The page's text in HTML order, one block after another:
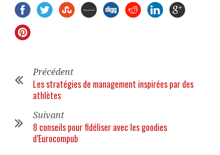
Précédent
Les stratégies de management inspirées par des
athlètes
Suivant
8 conseils pour fidéliser avec les goodies
d’Eurocompub